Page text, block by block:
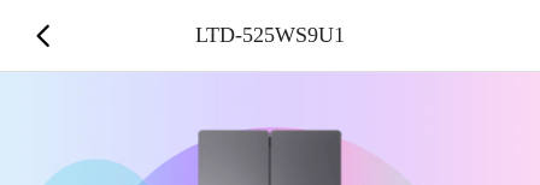
LTD-525WS9U1